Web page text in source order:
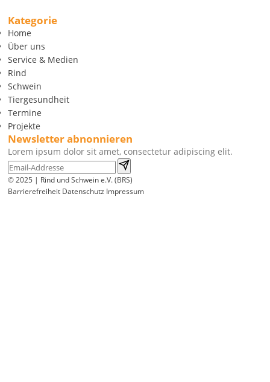
Kategorie
Home
Über uns
Service & Medien
Rind
Schwein
Tiergesundheit
Termine
Projekte
Newsletter abnonnieren
Lorem ipsum dolor sit amet, consectetur adipiscing elit.
© 2025 | Rind und Schwein e.V. (BRS)
Barrierefreiheit Datenschutz Impressum